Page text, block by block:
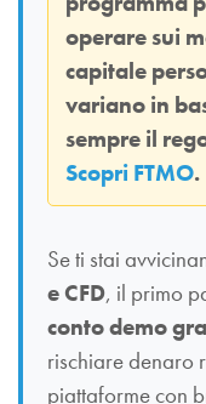
operare sui
capitale
variano in
sempre il
Scopri FTMO.
Se ti stai
e CFD, il primo
conto demo
rischiare denaro
piattaforme con